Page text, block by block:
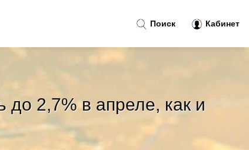
до 2,7% в апреле, как и
Поиск Кабинет